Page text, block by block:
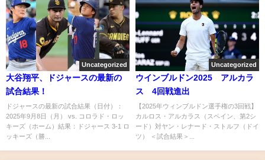
Uncategorized
大谷翔平、ドジャースの最新の
試合結果！
ドジャースの最新の試合結果（日付）：
2025年9月8日（月） vs. コロラド・ロッ
キーズ（ホーム）結果：ドジャース 3-1 ロ
ッキーズ（勝...
Uncategorized
ウインブルドン2025 アルカラ
ス 4回戦進出
【2025年ウィンブルドン選手権の3回戦】
カルロス・アルカラス（スペイン、第2シ
ード）対ヤン・レナード・ストルフ（ドイ
ツ） ＜試合結果＞...